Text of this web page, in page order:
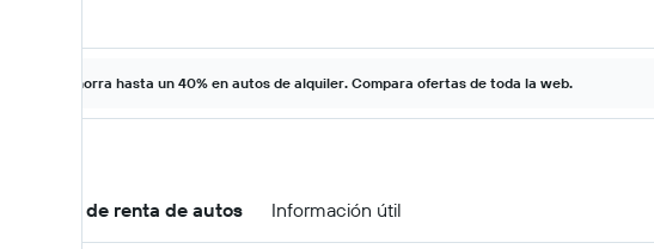
Ahorra hasta un 40% en autos de alquiler. Compara ofertas de toda la web.
Ofertas de renta de autos Información útil